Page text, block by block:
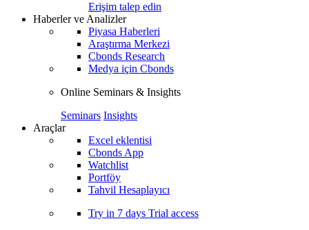
Erişim talep edin
Haberler ve Analizler
Piyasa Haberleri
Araştırma Merkezi
Cbonds Research
Medya için Cbonds
Online Seminars & Insights
Seminars Insights
Araçlar
Excel eklentisi
Cbonds App
Watchlist
Portföy
Tahvil Hesaplayıcı
Try in 7 days Trial access